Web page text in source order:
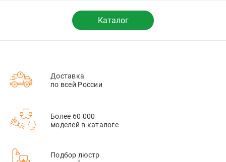
Каталог
Доставка
по всей России
Более 60 000
моделей в каталоге
Подбор люстр